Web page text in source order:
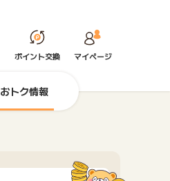
ポイント交換 マイページ
おトク情報